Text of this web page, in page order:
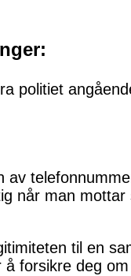
politiet
av
når man mottar
til en
forsikre deg